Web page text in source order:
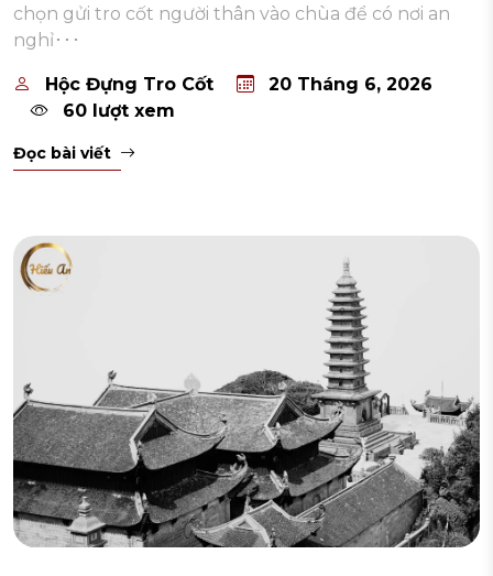
chọn gửi tro cốt người thân vào chùa để có nơi an
nghỉ･･･
Hộc Đựng Tro Cốt
20 Tháng 6, 2026
60 lượt xem
Đọc bài viết